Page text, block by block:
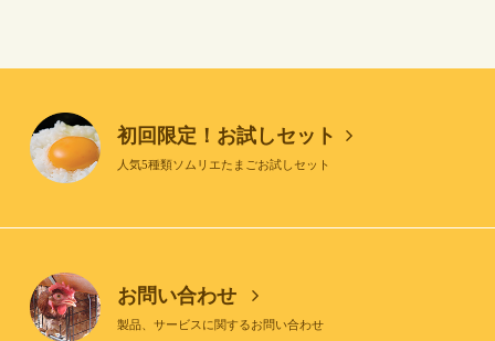
初回限定！お試しセット
人気5種類ソムリエたまごお試しセット
お問い合わせ
製品、サービスに関するお問い合わせ